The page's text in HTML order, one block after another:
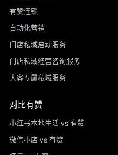
有赞连锁
自动化营销
门店私域启动服务
门店私域经营咨询服务
大客专属私域服务
对比有赞
小红书本地生活 vs 有赞
微信小店 vs 有赞